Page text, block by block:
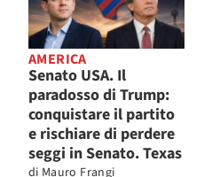
AMERICA
Senato USA. Il
paradosso di Trump:
conquistare il partito
e rischiare di perdere
seggi in Senato. Texas
di Mauro Frangi